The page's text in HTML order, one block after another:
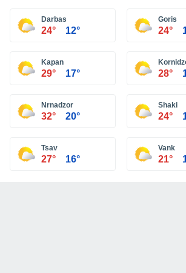
Darbas
24° 12°
Goris
24°
Kapan
29° 17° 28°
Nrnadzor
32° 20°
Shaki
24°
Tsav
27° 16°
Vank
21°